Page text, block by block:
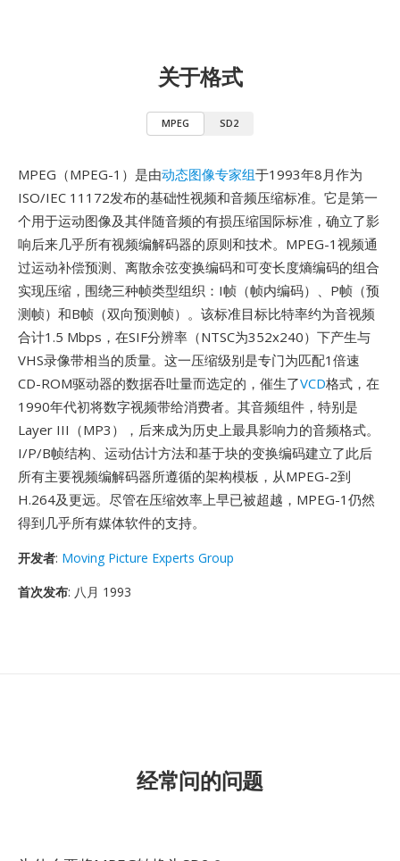
关于格式
MPEG SD2
MPEG（MPEG-1）是由动态图像专家组于1993年8月作为
ISO/IEC 11172发布的基础性视频和音频压缩标准。它是第一
个用于运动图像及其伴随音频的有损压缩国际标准，确立了影
响后来几乎所有视频编解码器的原则和技术。MPEG-1视频通
过运动补偿预测、离散余弦变换编码和可变长度熵编码的组合
实现压缩，围绕三种帧类型组织：I帧（帧内编码）、P帧（预
测帧）和B帧（双向预测帧）。该标准目标比特率约为音视频
合计1.5 Mbps，在SIF分辨率（NTSC为352x240）下产生与
VHS录像带相当的质量。这一压缩级别是专门为匹配1倍速
CD-ROM驱动器的数据吞吐量而选定的，催生了VCD格式，在
1990年代初将数字视频带给消费者。其音频组件，特别是
Layer III（MP3），后来成为历史上最具影响力的音频格式。
I/P/B帧结构、运动估计方法和基于块的变换编码建立了此后
所有主要视频编解码器所遵循的架构模板，从MPEG-2到
H.264及更远。尽管在压缩效率上早已被超越，MPEG-1仍然
得到几乎所有媒体软件的支持。
开发者: Moving Picture Experts Group
首次发布: 八月 1993
经常问的问题